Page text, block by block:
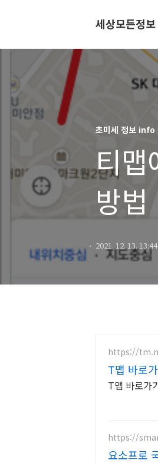
세상모든정
초미세 정보 info
티맵
방
2021. 12. 13. 13:44
https://
T맵 바로
T맵 바로가
https://
요소프로